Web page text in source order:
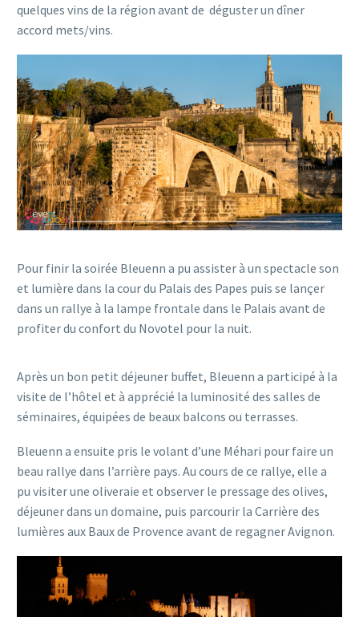
quelques vins de la région avant de déguster un dîner
accord mets/vins.
Pour finir la soirée Bleuenn a pu assister à un spectacle son
et lumière dans la cour du Palais des Papes puis se lançer
dans un rallye à la lampe frontale dans le Palais avant de
profiter du confort du Novotel pour la nuit.
Après un bon petit déjeuner buffet, Bleuenn a participé à la
visite de l’hôtel et à apprécié la luminosité des salles de
séminaires, équipées de beaux balcons ou terrasses.
Bleuenn a ensuite pris le volant d’une Méhari pour faire un
beau rallye dans l’arrière pays. Au cours de ce rallye, elle a
pu visiter une oliveraie et observer le pressage des olives,
déjeuner dans un domaine, puis parcourir la Carrière des
lumières aux Baux de Provence avant de regagner Avignon.